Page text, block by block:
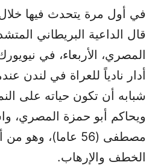
في أول مرة يتحدث فيها
قال الداعية البريطاني
المصري، الأربعاء، في
أدار نادياً للعراة في لندن
شبابه أن تكون حياته على
ويحاكم أبو حمزة
مصطفى (56 عاما)،
الخطف والإرهاب.